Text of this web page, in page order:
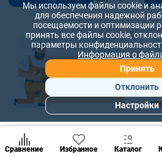
Установка фильтра или
корпуса фильтра для
Сравнение Избранное Каталог
Мы используем файлы cookie и
для обеспечения надежной
посещаемости и оптимизации
принять все файлы cookie,
параметры
Информация о
Принять
Отклонить
Настройки